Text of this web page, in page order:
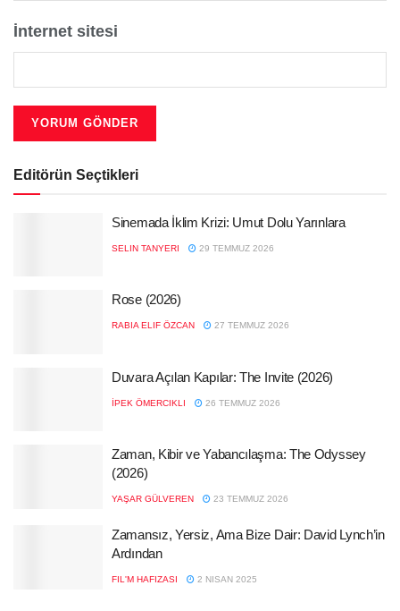
İnternet sitesi
Editörün Seçtikleri
Sinemada İklim Krizi: Umut Dolu Yarınlara
SELIN TANYERI 29 TEMMUZ 2026
Rose (2026)
RABIA ELIF ÖZCAN 27 TEMMUZ 2026
Duvara Açılan Kapılar: The Invite (2026)
İPEK ÖMERCIKLI 26 TEMMUZ 2026
Zaman, Kibir ve Yabancılaşma: The Odyssey
(2026)
YAŞAR GÜLVEREN 23 TEMMUZ 2026
Zamansız, Yersiz, Ama Bize Dair: David Lynch’in
Ardından
FIL'M HAFIZASI 2 NISAN 2025